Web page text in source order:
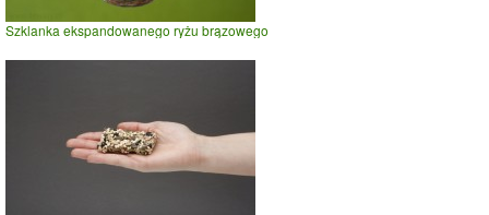
Szklanka ekspandowanego ryżu brązowego